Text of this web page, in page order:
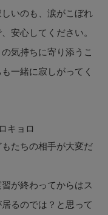
いのも、涙がこぼれ
安心してください。
気持ちに寄り添うこ
一緒に寂しがってく
キョロ
たちの相手が大変だ
が終わってからはス
るのでは？と思って